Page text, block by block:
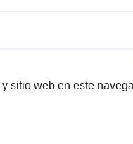
sitio web en este